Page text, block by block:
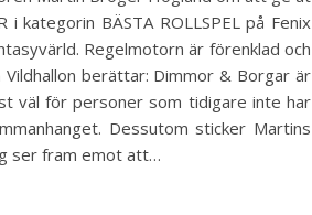
kategorin BÄSTA ROLLSPEL på Fenix
Regelmotorn är förenklad och
berättar: Dimmor & Borgar är
väl för personer som tidigare inte har
Dessutom sticker Martins
ser fram emot att…